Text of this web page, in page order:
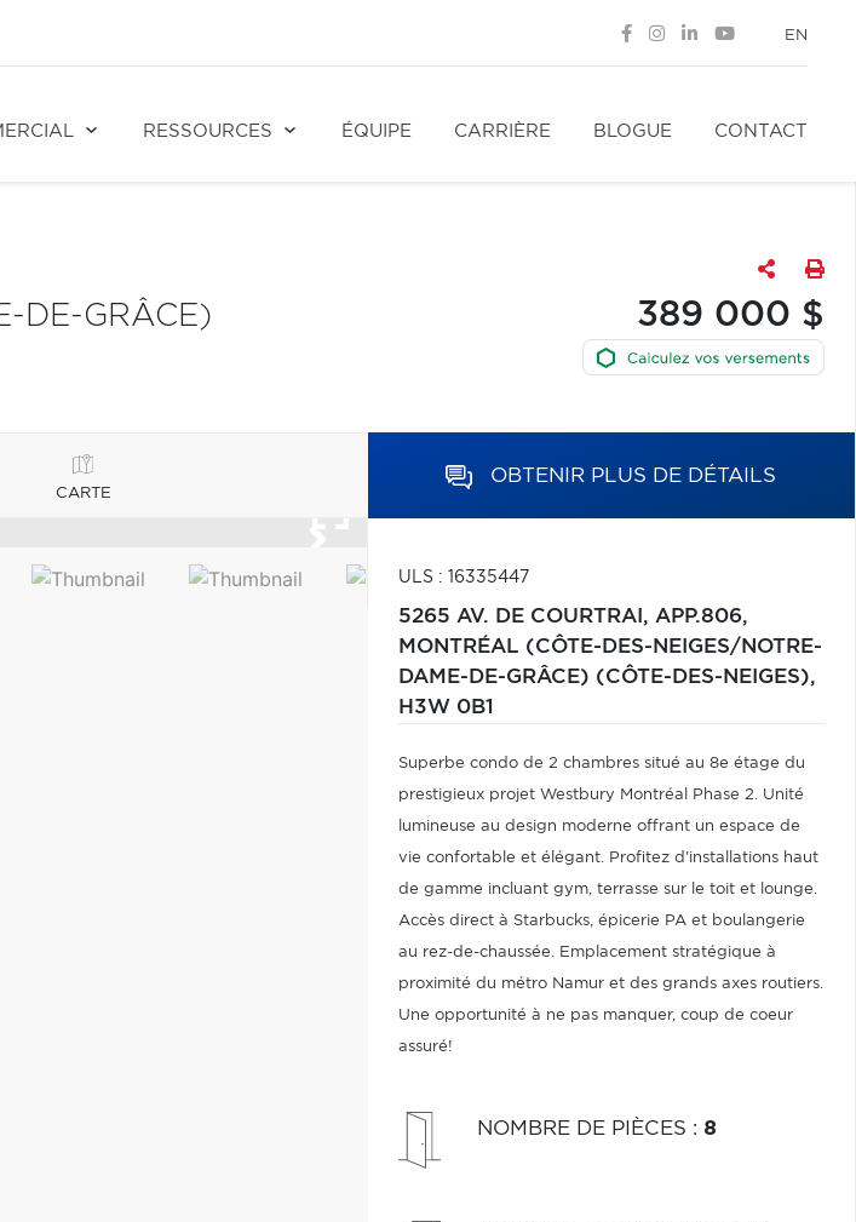
EN
RESSOURCES ÉQUIPE CARRIÈRE BLOGUE CONTACT
DE-GRÂCE)
389 000 $
CARTE
OBTENIR PLUS DE DÉTAILS
ULS : 16335447
5265 AV. DE COURTRAI, APP.806,
MONTRÉAL (CÔTE-DES-NEIGES/NOTRE-
DAME-DE-GRÂCE) (CÔTE-DES-NEIGES),
H3W 0B1
Superbe condo de 2 chambres situé au 8e étage du
prestigieux projet Westbury Montréal Phase 2. Unité
lumineuse au design moderne offrant un espace de
vie confortable et élégant. Profitez d'installations haut
de gamme incluant gym, terrasse sur le toit et lounge.
Accès direct à Starbucks, épicerie PA et boulangerie
au rez-de-chaussée. Emplacement stratégique à
proximité du métro Namur et des grands axes routiers.
Une opportunité à ne pas manquer, coup de coeur
assuré!
NOMBRE DE PIÈCES : 8